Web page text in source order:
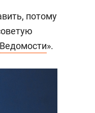
потому
Ведомости».
за 2
меня это